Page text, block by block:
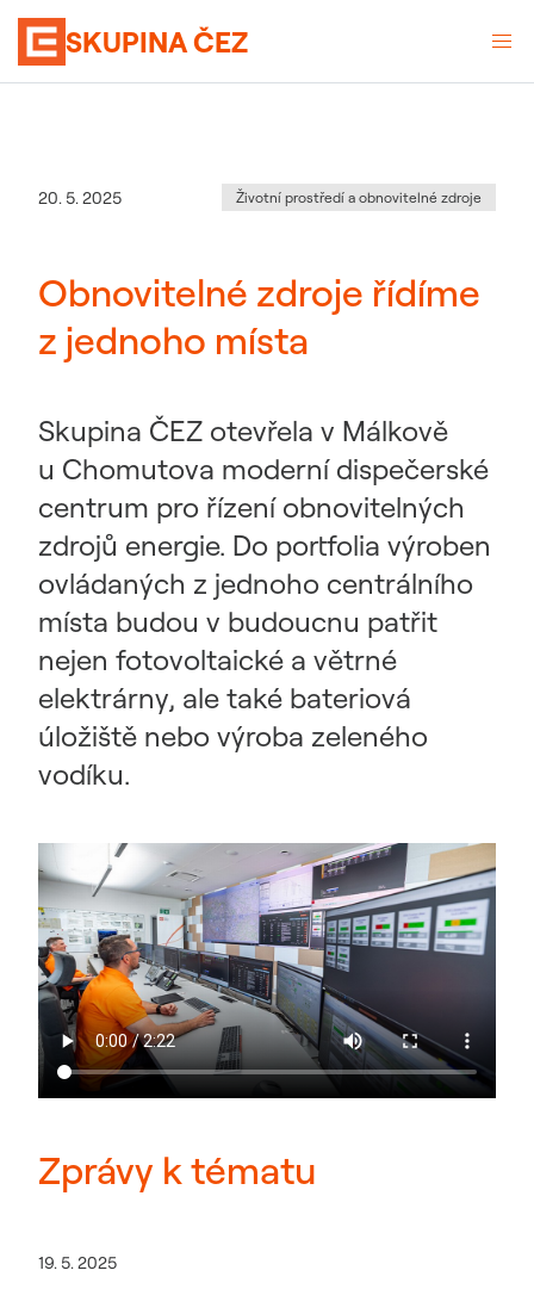
SKUPINA ČEZ
Datum zveřejnění
20. 5. 2025 Kategorie:
Životní prostředí a obnovitelné zdroje
Obnovitelné zdroje řídíme
z jednoho místa
Skupina ČEZ otevřela v Málkově
u Chomutova moderní dispečerské
centrum pro řízení obnovitelných
zdrojů energie. Do portfolia výroben
ovládaných z jednoho centrálního
místa budou v budoucnu patřit
nejen fotovoltaické a větrné
elektrárny, ale také bateriová
úložiště nebo výroba zeleného
vodíku.
Zprávy k tématu
19. 5. 2025